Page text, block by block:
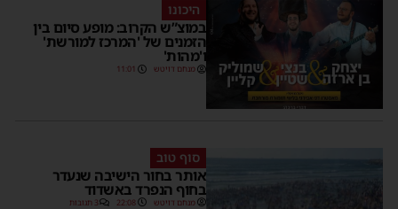
היכונו
במוצ”ש הקרוב: מופע סיום בין
הזמנים של 'המרכז למורשת'
ו'מהות'
מנחם דויטש 11:01
סוף טוב
אותר בחור הישיבה שנעדר
בחוף הנפרד באשדוד
מנחם דויטש 22:08 3 תגובות